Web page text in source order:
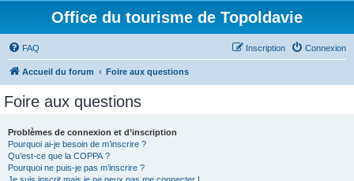
Office du tourisme de Topoldavie
FAQ Connexion
Inscription
Accueil du forum Foire aux questions
Foire aux questions
Problèmes de connexion et d’inscription
Pourquoi ai-je besoin de m’inscrire ?
Qu’est-ce que la COPPA ?
Pourquoi ne puis-je pas m’inscrire ?